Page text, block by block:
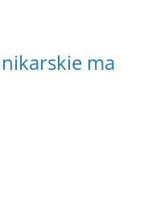
ma